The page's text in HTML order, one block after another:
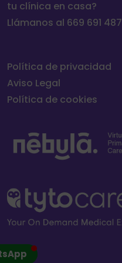
tu clínica en casa?
Llámanos al 669 691 487
Política de privacidad
Aviso Legal
Política de cookies